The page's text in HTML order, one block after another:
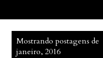
Mostrando postagens de
janeiro, 2016